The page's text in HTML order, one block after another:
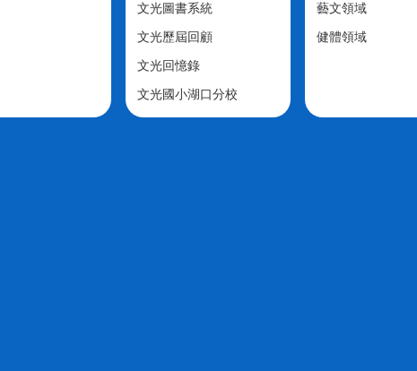
文光圖書系統
文光歷屆回顧
文光回憶錄
文光國小湖口分校
藝文領域
健體領域